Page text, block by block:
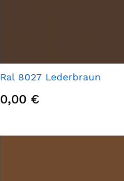
Ral 8027 Lederbraun
0,00 €